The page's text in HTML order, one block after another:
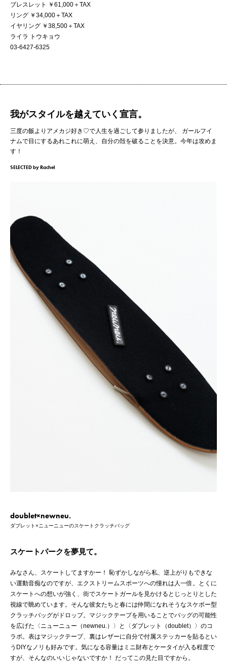
ブレスレット ￥61,000＋TAX
リング ￥34,000＋TAX
イヤリング ￥38,500＋TAX
ライラ トウキョウ
03-6427-6325
我がスタイルを越えていく宣言。
三度の飯よりアメカジ好き♡で人生を過ごして参りましたが、
ガールフイ
ナムで目にするあれこれに萌え、自分の殻を破ることを決意。今年は攻めま
す！
SELECTED by Rachel
doublet×newneu.
ダブレット×ニューニューのスケートクラッチバッグ
スケートパークを夢見て。
みなさん、スケートしてますかー！ 恥ずかしながら私、逆上がりもできな
い運動音痴なのですが、エクストリームスポーツへの憧れは人一倍。とくに
スケートへの想いが強く、街でスケートガールを見かけるとじっとりとした
視線で眺めています。そんな彼女たちと春には仲間になれそうなスケボー型
クラッチバッグがドロップ。マジックテープを用いることでバッグの可能性
を広げた〈ニューニュー（newneu.）〉と〈ダブレット（doublet）〉のコ
ラボ。表はマジックテープ、裏はレザーに自分で付属ステッカーを貼るとい
うDIYなノリも好みです。気になる容量はミニ財布とケータイが入る程度で
すが、そんなのいいじゃないですか！ だってこの見た目ですから。